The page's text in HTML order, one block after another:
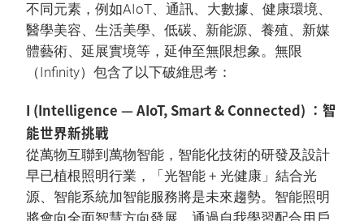
不同元素，例如AIoT、通訊、大數據、健康環境、
醫學美容、生活美學、低碳、新能源、養殖、新媒
體藝術、延展實境等，延伸至無限想象。無限
（Infinity）包含了以下破維思考：
I (Intelligence — AIoT, Smart & Connected) ：智
能世界新挑戰
從萬物互聯到萬物智能，智能化技術的研發及設計
早已植根照明行業，「光智能 + 光健康」結合光
源、智能系統加智能服務將是未來趨勢。智能照明